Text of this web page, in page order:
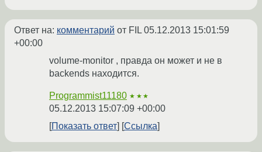
Ответ на: комментарий от FIL05.12.2013 15:01:59
+00:00
volume-monitor , правда он может и не в
backends находится.
Programmist11180 ★★★
05.12.2013 15:07:09 +00:00
Показать ответ
Ссылка